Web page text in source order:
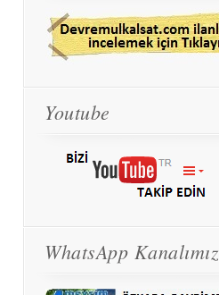
Youtube
WhatsApp Kanalımız